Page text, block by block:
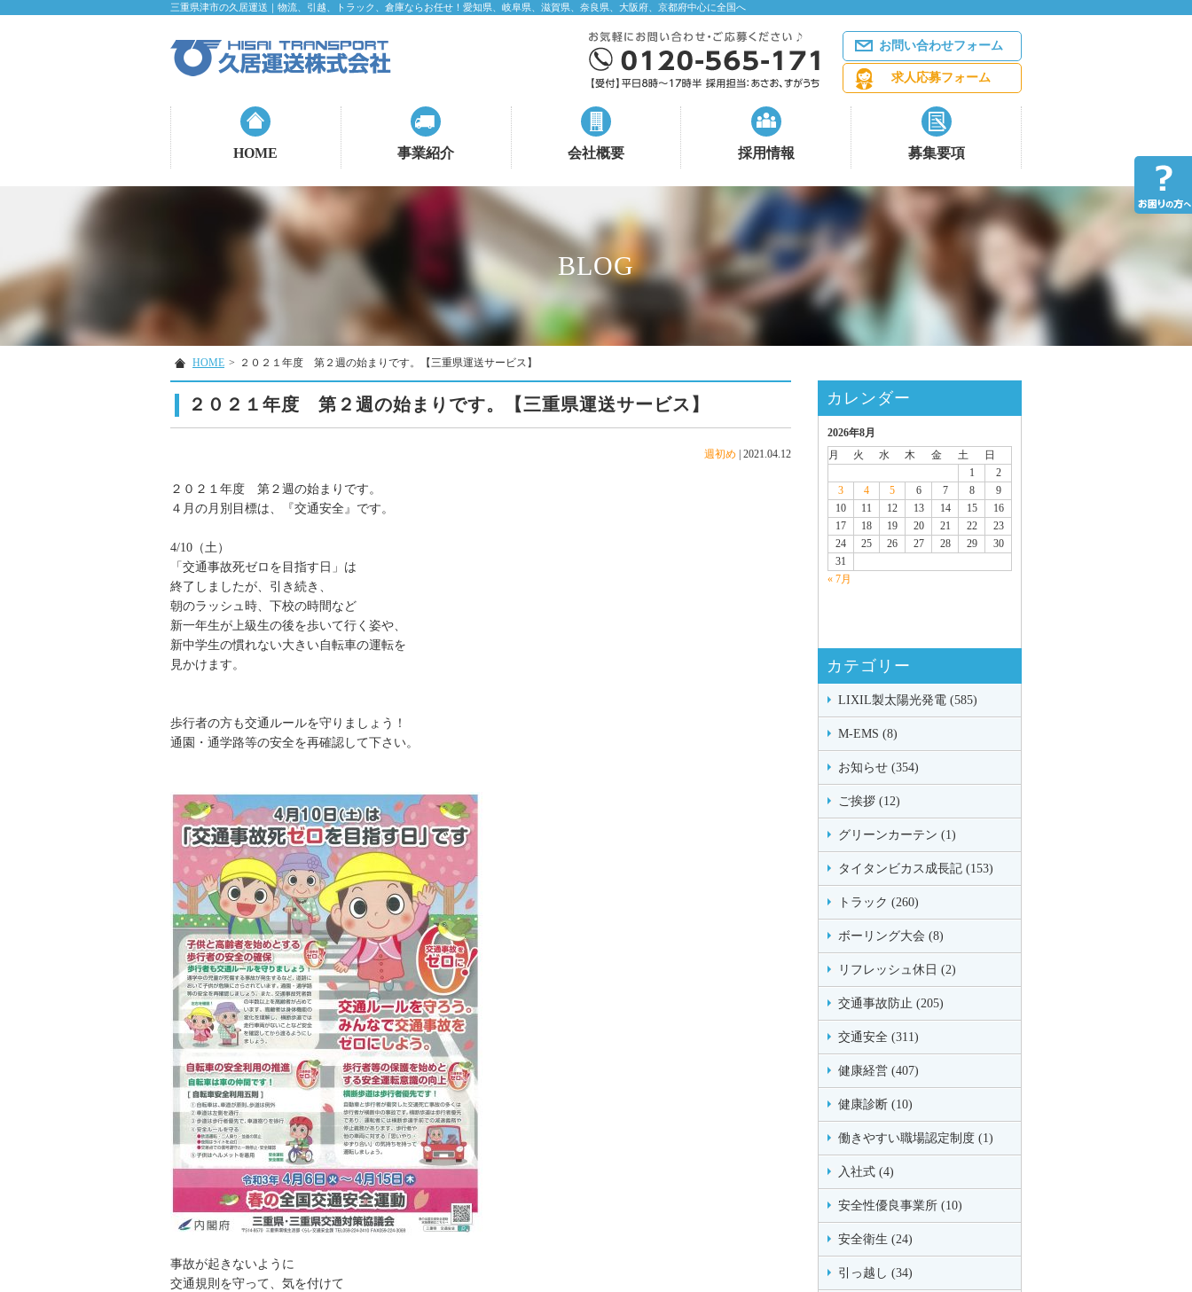
三重県津市の久居運送｜物流、引越、トラック、倉庫ならお任せ！愛知県、岐阜県、滋賀県、奈良県、大阪府、京都府中心に全国へ
お問い合わせフォーム
求人応募フォーム
HOME 事業紹介 会社概要 採用情報 募集要項
BLOG
HOME > ２０２１年度 第２週の始まりです。【三重県運送サービス】
２０２１年度 第２週の始まりです。【三重県運送サービス】
週初め 2021.04.12
２０２１年度 第２週の始まりです。
４月の月別目標は、『交通安全』です。
4/10（土）
「交通事故死ゼロを目指す日」は
終了しましたが、引き続き、
朝のラッシュ時、下校の時間など
新一年生が上級生の後を歩いて行く姿や、
新中学生の慣れない大きい自転車の運転を
見かけます。
歩行者の方も交通ルールを守りましょう！
通園・通学路等の安全を再確認して下さい。
事故が起きないように
交通規則を守って、気を付けて
カレンダー
2026年8月
月
火 水 木 金 土
日
1
2
3
4 5 6 7 8
9
10
11 12 13 14 15
16
17
18 19 20 21 22
23
24
25 26 27 28 29
30
31
« 7月
カテゴリー
LIXIL製太陽光発電 (585)
M-EMS (8)
お知らせ (354)
ご挨拶 (12)
グリーンカーテン (1)
タイタンビカス成長記 (153)
トラック (260)
ボーリング大会 (8)
リフレッシュ休日 (2)
交通事故防止 (205)
交通安全 (311)
健康経営 (407)
健康診断 (10)
働きやすい職場認定制度 (1)
入社式 (4)
安全性優良事業所 (10)
安全衛生 (24)
引っ越し (34)